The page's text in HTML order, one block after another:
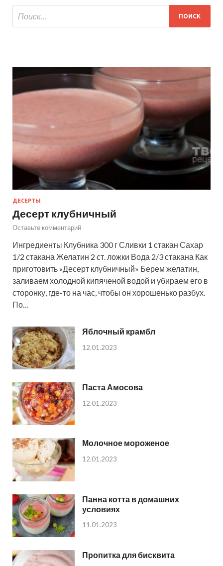
ДЕСЕРТЫ
Десерт клубничный
Оставьте комментарий
Ингредиенты Клубника 300 г Сливки 1 стакан Сахар
1/2 стакана Желатин 2 ст. ложки Вода 2/3 стакана Как
приготовить «Десерт клубничный» Берем желатин,
заливаем холодной кипяченой водой и убираем его в
сторонку, где-то на час, чтобы он хорошенько разбух.
По…
Яблочный крамбл
12.01.2023
Паста Амосова
12.01.2023
Молочное мороженое
12.01.2023
Панна котта в домашних
условиях
11.01.2023
Пропитка для бисквита